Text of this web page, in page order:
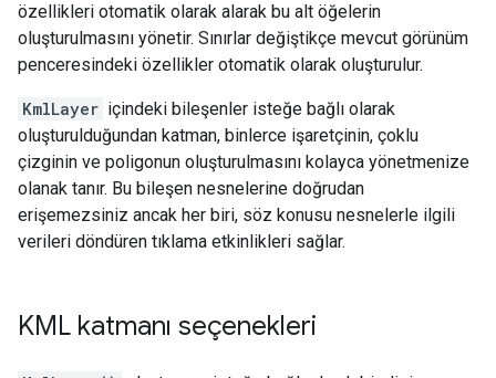
özellikleri otomatik olarak alarak bu alt öğelerin
oluşturulmasını yönetir. Sınırlar değiştikçe mevcut görünüm
penceresindeki özellikler otomatik olarak oluşturulur.
KmlLayer içindeki bileşenler isteğe bağlı olarak
oluşturulduğundan katman, binlerce işaretçinin, çoklu
çizginin ve poligonun oluşturulmasını kolayca yönetmenize
olanak tanır. Bu bileşen nesnelerine doğrudan
erişemezsiniz ancak her biri, söz konusu nesnelerle ilgili
verileri döndüren tıklama etkinlikleri sağlar.
KML katmanı seçenekleri